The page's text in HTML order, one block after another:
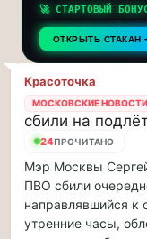
приглашаем
на
прогулку
по
Москве
Друзья,
приглашаем
на
музыкальную
и
🚀 СТАРТОВЫЙ
ОТКРЫТЬ СТАКАН
Красоточка
МОСКОВСКИЕ НОВОСТИ
сбили на
24ПРОЧИТАНО
Мэр Москвы
ПВО сбили
направлявшийся к
утренние часы,